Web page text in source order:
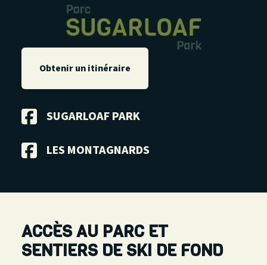
Obtenir un itinéraire
SUGARLOAF PARK
LES MONTAGNARDS
ACCÈS AU PARC ET
SENTIERS DE SKI DE FOND